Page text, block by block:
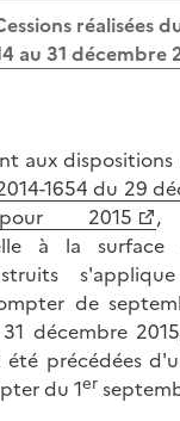
réalisées
au 31 décembre
aux
1654 du 29
2015
,
à la surface
de
décembre
été précédées
du 1er